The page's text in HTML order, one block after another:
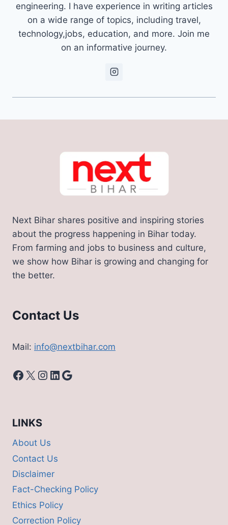
engineering. I have experience in writing articles
on a wide range of topics, including travel,
technology,jobs, education, and more. Join me
on an informative journey.
Next Bihar shares positive and inspiring stories
about the progress happening in Bihar today.
From farming and jobs to business and culture,
we show how Bihar is growing and changing for
the better.
Contact Us
Mail: info@nextbihar.com
Facebook
X Instagram
LinkedIn
Google
LINKS
About Us
Contact Us
Disclaimer
Fact-Checking Policy
Ethics Policy
Correction Policy